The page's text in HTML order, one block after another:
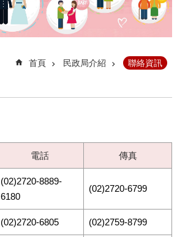
首頁 民政局介紹 聯絡資訊
電話 傳真
(02)2720-8889-
6180
(02)2720-6799
(02)2720-6805 (02)2759-8799